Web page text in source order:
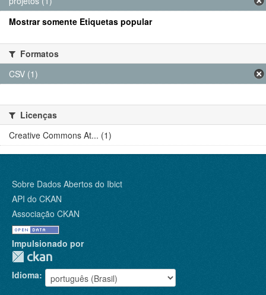
Mostrar somente Etiquetas popular
Formatos
CSV (1)
Licenças
Creative Commons At... (1)
Sobre Dados Abertos do Ibict
API do CKAN
Associação CKAN
Impulsionado por
Idioma